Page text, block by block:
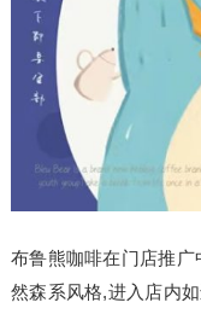
布鲁熊咖啡在门店推
然森系风格,进入店内